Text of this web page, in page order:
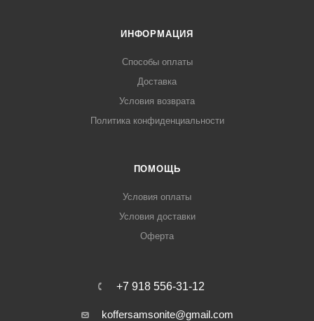
ИНФОРМАЦИЯ
Способы оплаты
Доставка
Условия возврата
Политика конфиденциальности
ПОМОЩЬ
Условия оплаты
Условия доставки
Оферта
+7 918 556-31-12
koffersamsonite@gmail.com